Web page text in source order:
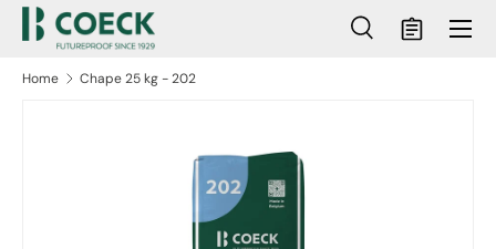
naar inhoud
Zoeken
ZoekenMandje
Menu
Home Chape 25 kg - 202